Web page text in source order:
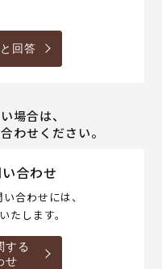
回答
場合は、
わせください。
合わせ
合わせには、
たします。
する
せ